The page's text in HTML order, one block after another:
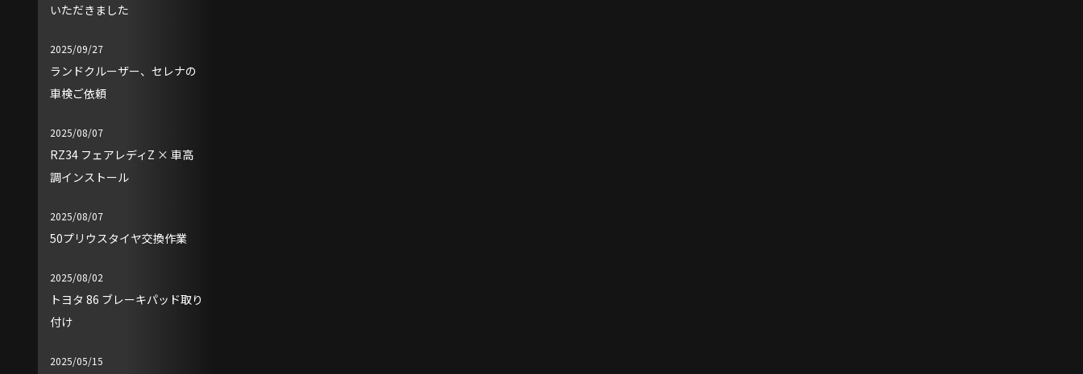
いただきました
2025/09/27
ランドクルーザー、セレナの
車検ご依頼
2025/08/07
RZ34 フェアレディZ × 車高
調インストール
2025/08/07
50プリウスタイヤ交換作業
2025/08/02
トヨタ 86 ブレーキパッド取り
付け
2025/05/15